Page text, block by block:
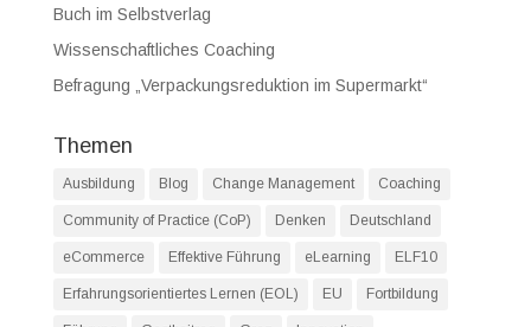
Buch im Selbstverlag
Wissenschaftliches Coaching
Befragung „Verpackungsreduktion im Supermarkt“
Themen
Ausbildung Blog Change Management Coaching
Community of Practice (CoP) Denken Deutschland
eCommerce Effektive Führung eLearning ELF10
Erfahrungsorientiertes Lernen (EOL) EU Fortbildung